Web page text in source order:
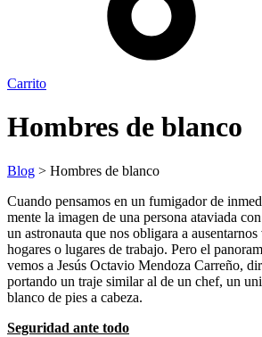
Carrito
Hombres de blanco
Blog > Hombres de blanco
Cuando pensamos en un fumigador de
mente la imagen de una persona ataviada
un astronauta que nos obligara a
hogares o lugares de trabajo. Pero el
vemos a Jesús Octavio Mendoza Carreño,
portando un traje similar al de un chef, un
blanco de pies a cabeza.
Seguridad ante todo